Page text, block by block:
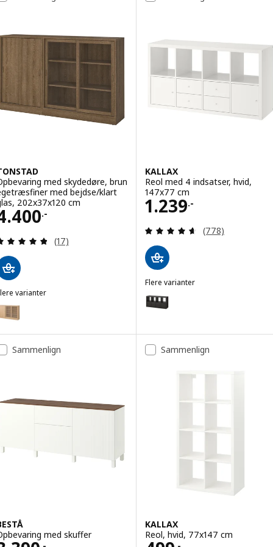
med skydedøre, brun
med bejdse/klart
202x37x120 cm
.-
4400.-
Anmeld: 4.8 ud af 5 Stjerner. Anmeldelser i alt:
(17)
varianter
TONSTAD, Opbevaring med skydedøre, egetræsfiner/klart
KALLAX
Reol med 4 indsatser, hvid,
147x77 cm
1.239.-
Pris 1239.-
Anmeld: 4.6 ud
(778)
Flere varianter
KALLAX
Mulighed: KALLAX, Reol med
Sammenlign
med skuffer
Sammenlign
KALLAX
Reol, hvid, 77x147 cm